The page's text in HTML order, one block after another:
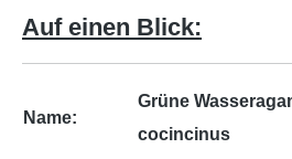
Auf einen Blick:
Name:
Grüne
cocincinus